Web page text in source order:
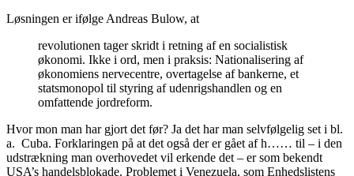
Løsningen er ifølge Andreas Bulow, at
revolutionen tager skridt i retning af en socialistisk
økonomi. Ikke i ord, men i praksis: Nationalisering af
økonomiens nervecentre, overtagelse af bankerne, et
statsmonopol til styring af udenrigshandlen og en
omfattende jordreform.
Hvor mon man har gjort det før? Ja det har man selvfølgelig set i bl.
a. Cuba. Forklaringen på at det også der er gået af h…… til – i den
udstrækning man overhovedet vil erkende det – er som bekendt
USA’s handelsblokade. Problemet i Venezuela, som Enhedslistens